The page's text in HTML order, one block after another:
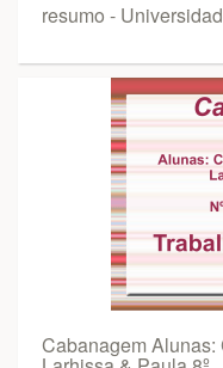
resumo -
Cabanagem